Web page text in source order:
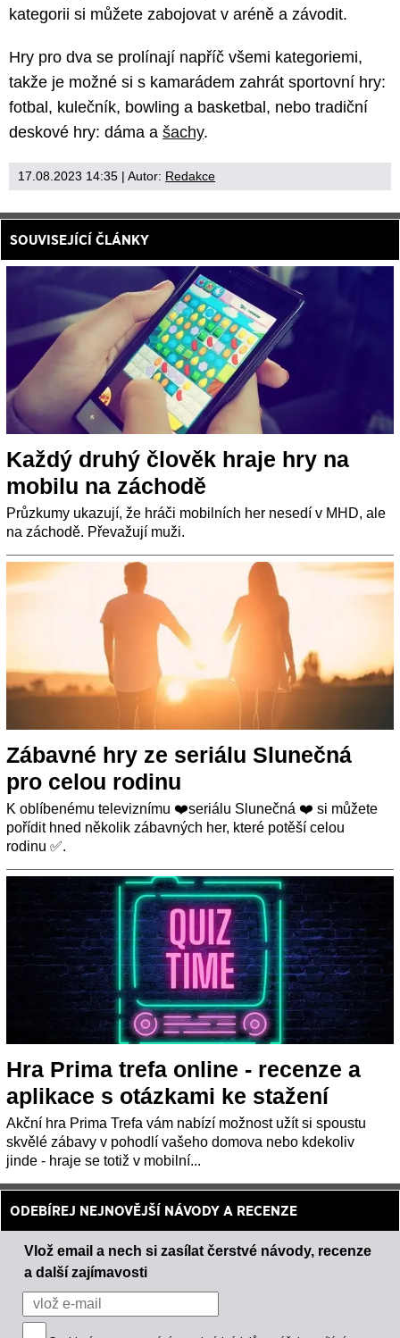
kategorii si můžete zabojovat v aréně a závodit.
Hry pro dva se prolínají napříč všemi kategoriemi,
takže je možné si s kamarádem zahrát sportovní hry:
fotbal, kulečník, bowling a basketbal, nebo tradiční
deskové hry: dáma a šachy.
17.08.2023 14:35 | Autor: Redakce
SOUVISEJÍCÍ ČLÁNKY
Každý druhý člověk hraje hry na
mobilu na záchodě
Průzkumy ukazují, že hráči mobilních her nesedí v MHD, ale
na záchodě. Převažují muži.
Zábavné hry ze seriálu Slunečná
pro celou rodinu
K oblíbenému televiznímu ❤️seriálu Slunečná ❤️ si můžete
pořídit hned několik zábavných her, které potěší celou
rodinu ✅.
Hra Prima trefa online - recenze a
aplikace s otázkami ke stažení
Akční hra Prima Trefa vám nabízí možnost užít si spoustu
skvělé zábavy v pohodlí vašeho domova nebo kdekoliv
jinde - hraje se totiž v mobilní...
ODEBÍREJ NEJNOVĚJŠÍ NÁVODY A RECENZE
Vlož email a nech si zasílat čerstvé návody, recenze
a další zajímavosti